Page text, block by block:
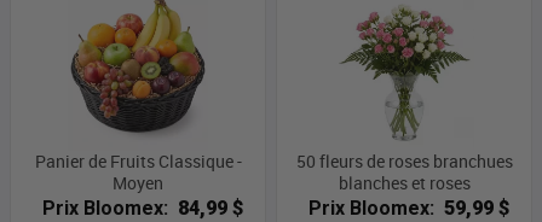
Panier de Fruits Classique -
Moyen
Prix Bloomex: 84,99 $
50 fleurs de roses branchues
blanches et roses
Prix Bloomex: 59,99 $